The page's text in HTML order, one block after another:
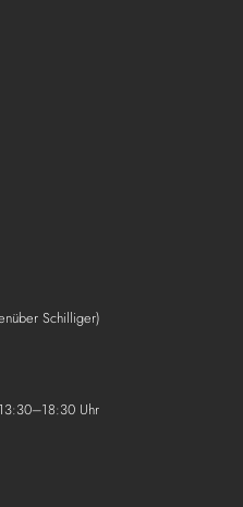
Schilliger)
Uhr